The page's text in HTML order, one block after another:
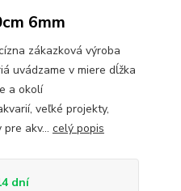
6mm
zákazková výroba
uvádzame v miere dĺžka
a okolí
veľké projekty,
akv... celý popis
dní